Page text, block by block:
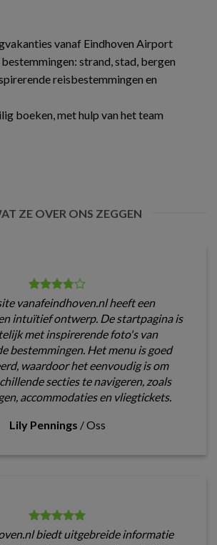
vanaf Eindhoven Airport
strand, stad, bergen
reisbestemmingen en
boeken, met hulp van het team
ZE OVER ONS ZEGGEN
vanafeindhoven.nl heeft een
intuïtief ontwerp. De startpagina is
met inspirerende foto's van
bestemmingen. Het menu is goed
waardoor het eenvoudig is om
secties te navigeren, zoals
accommodaties en vliegtickets.
Lily Pennings /Oss
biedt uitgebreide informatie